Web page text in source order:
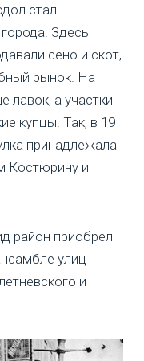
стал
Здесь
сено и скот,
рынок. На
лавок, а участки
купцы. Так, в 19
принадлежала
Костюрину и
район приобрел
улиц
и